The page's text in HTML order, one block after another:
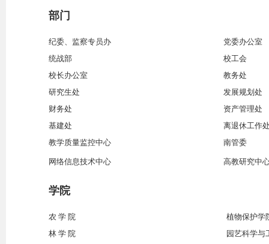
部门
纪委、监察专员办
党委办公室
统战部
校工会
校长办公室
教务处
研究生处
发展规划处
财务处
资产管理处
基建处
离退休工作
教学质量监控中心
南管委
网络信息技术中心 高教研究中
学院
农 学 院
植物保护学
林 学 院
园艺科学与